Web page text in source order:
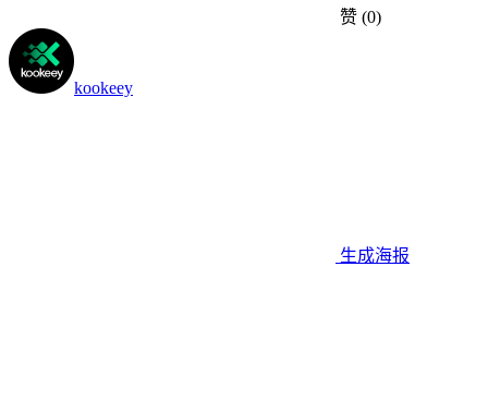
赞 (0)
kookeey
生成海报